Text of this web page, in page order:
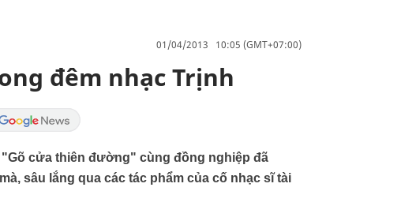
01/04/2013 10:05 (GMT+07:00)
đêm nhạc Trịnh
cửa thiên đường" cùng đồng nghiệp đã
sâu lắng qua các tác phẩm của cố nhạc sĩ tài